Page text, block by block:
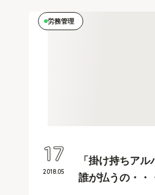
労務管理
「掛け持ちア
誰が払うの・・
2018 05
17